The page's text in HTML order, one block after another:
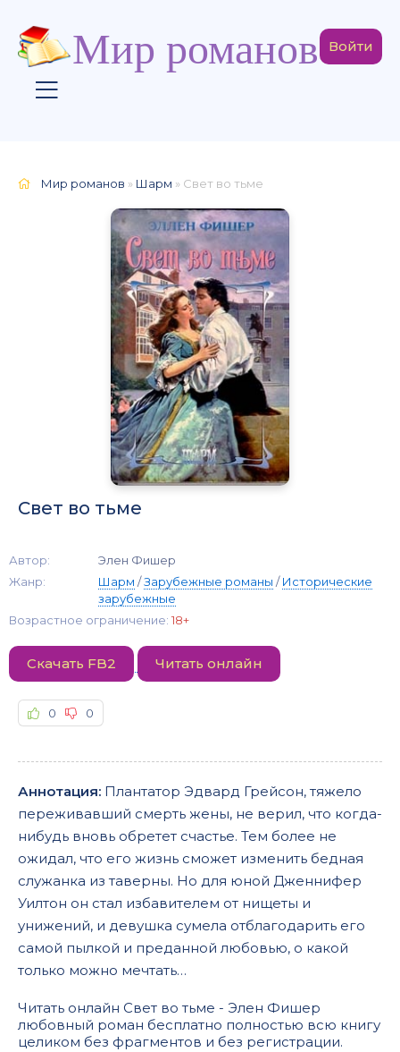
Мир романов Войти
Мир романов » Шарм » Свет во тьме
Свет во тьме
Автор:
Элен Фишер
Жанр:
Шарм /Зарубежные романы /Исторические
зарубежные
Возрастное ограничение: 18+
Скачать FB2 Читать онлайн
0 0
Аннотация: Плантатор Эдвард Грейсон, тяжело
переживавший смерть жены, не верил, что когда-
нибудь вновь обретет счастье. Тем более не
ожидал, что его жизнь сможет изменить бедная
служанка из таверны. Но для юной Дженнифер
Уилтон он стал избавителем от нищеты и
унижений, и девушка сумела отблагодарить его
самой пылкой и преданной любовью, о какой
только можно мечтать…
Читать онлайн Свет во тьме - Элен Фишер
любовный роман бесплатно полностью всю книгу
целиком без фрагментов и без регистрации.